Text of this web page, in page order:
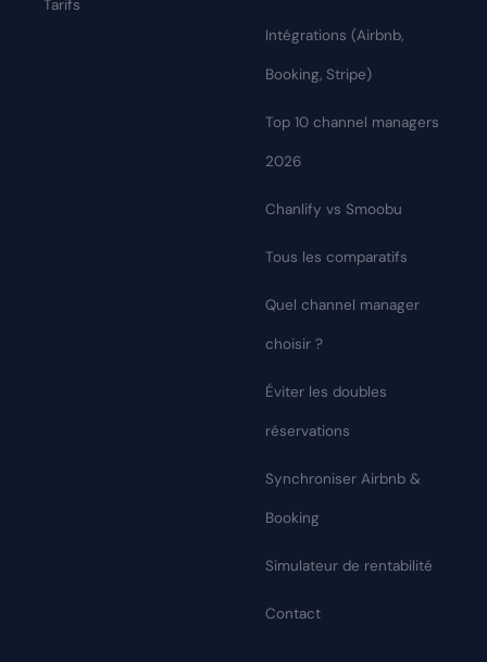
Tarifs
Intégrations (Airbnb,
Booking, Stripe)
Top 10 channel managers
2026
Chanlify vs Smoobu
Tous les comparatifs
Quel channel manager
choisir ?
Éviter les doubles
réservations
Synchroniser Airbnb &
Booking
Simulateur de rentabilité
Contact